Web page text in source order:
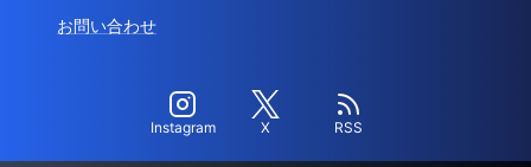
お問い合わせ
Instagram X RSS